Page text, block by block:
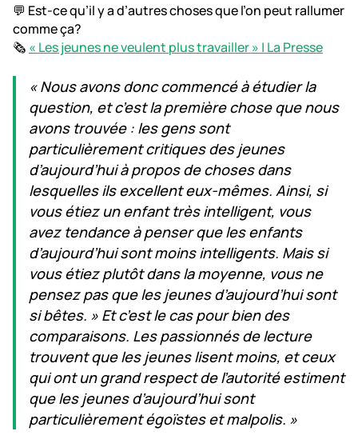
💬 Est-ce qu’il y a d’autres choses que l’on peut rallumer
comme ça?
🗞️ « Les jeunes ne veulent plus travailler » | La Presse
« Nous avons donc commencé à étudier la
question, et c’est la première chose que nous
avons trouvée : les gens sont
particulièrement critiques des jeunes
d’aujourd’hui à propos de choses dans
lesquelles ils excellent eux-mêmes. Ainsi, si
vous étiez un enfant très intelligent, vous
avez tendance à penser que les enfants
d’aujourd’hui sont moins intelligents. Mais si
vous étiez plutôt dans la moyenne, vous ne
pensez pas que les jeunes d’aujourd’hui sont
si bêtes. » Et c’est le cas pour bien des
comparaisons. Les passionnés de lecture
trouvent que les jeunes lisent moins, et ceux
qui ont un grand respect de l’autorité estiment
que les jeunes d’aujourd’hui sont
particulièrement égoïstes et malpolis. »